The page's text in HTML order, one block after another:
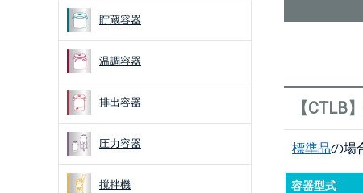
貯蔵容器
温調容器
排出容器
圧力容器
撹拌機
【CTLB
標準品の場
容器型式